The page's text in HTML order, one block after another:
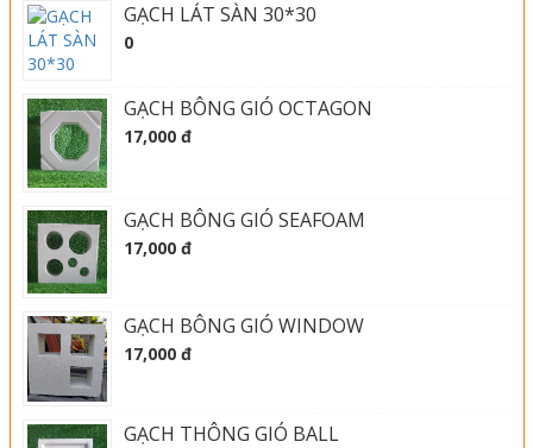
GẠCH LÁT SÀN 30*30
0
GẠCH BÔNG GIÓ OCTAGON
17,000 đ
GẠCH BÔNG GIÓ SEAFOAM
17,000 đ
GẠCH BÔNG GIÓ WINDOW
17,000 đ
GẠCH THÔNG GIÓ BALL